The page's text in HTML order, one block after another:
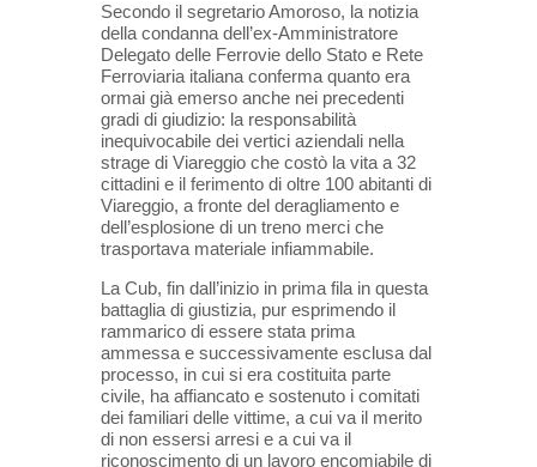
Secondo il segretario Amoroso, la notizia
della condanna dell’ex-Amministratore
Delegato delle Ferrovie dello Stato e Rete
Ferroviaria italiana conferma quanto era
ormai già emerso anche nei precedenti
gradi di giudizio: la responsabilità
inequivocabile dei vertici aziendali nella
strage di Viareggio che costò la vita a 32
cittadini e il ferimento di oltre 100 abitanti di
Viareggio, a fronte del deragliamento e
dell’esplosione di un treno merci che
trasportava materiale infiammabile.
La Cub, fin dall’inizio in prima fila in questa
battaglia di giustizia, pur esprimendo il
rammarico di essere stata prima
ammessa e successivamente esclusa dal
processo, in cui si era costituita parte
civile, ha affiancato e sostenuto i comitati
dei familiari delle vittime, a cui va il merito
di non essersi arresi e a cui va il
riconoscimento di un lavoro encomiabile di